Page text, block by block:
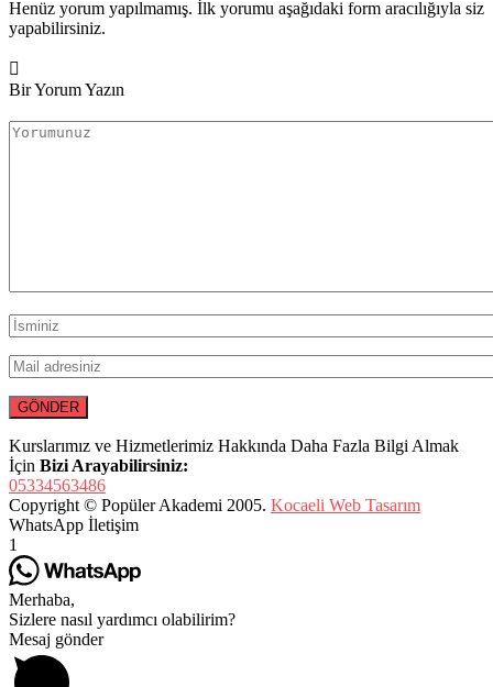
Henüz yorum yapılmamış. İlk yorumu aşağıdaki form aracılığıyla siz
yapabilirsiniz.
Bir Yorum Yazın
Kurslarımız ve Hizmetlerimiz Hakkında Daha Fazla Bilgi Almak
İçin Bizi Arayabilirsiniz:
05334563486
Copyright © Popüler Akademi 2005. Kocaeli Web Tasarım
WhatsApp İletişim
1
Merhaba,
Sizlere nasıl yardımcı olabilirim?
Mesaj gönder